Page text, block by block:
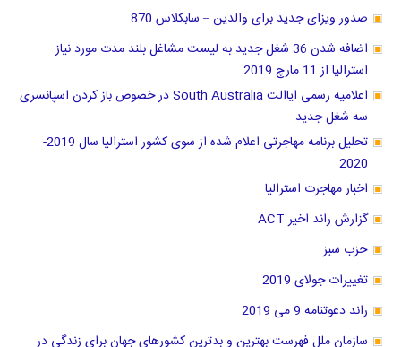
صدور ویزای جدید برای والدین – سابکلاس 870
اضافه شدن 36 شغل جدید به لیست مشاغل بلند مدت مورد نیاز
استرالیا از 11 مارچ 2019
اعلامیه رسمی ایاالت South Australia در خصوص باز کردن اسپانسری
سه شغل جدید
تحلیل برنامه مهاجرتی اعلام شده از سوی کشور استرالیا سال 2019-
2020
اخبار مهاجرت استرالیا
گزارش راند اخیر ACT
حزب سبز
تغییرات جولای 2019
راند دعوتنامه 9 می 2019
سازمان ملل فهرست بهترین و بدترین کشور‌های جهان برای زندگی در